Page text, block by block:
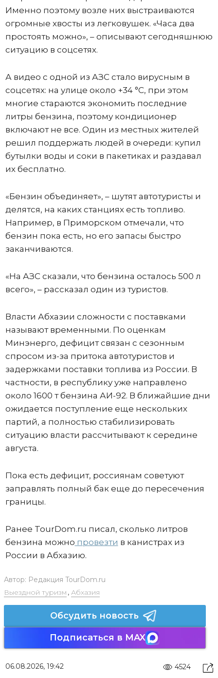
Именно поэтому возле них выстраиваются
огромные хвосты из легковушек. «Часа два
простоять можно», – описывают сегодняшнюю
ситуацию в соцсетях.
А видео с одной из АЗС стало вирусным в
соцсетях: на улице около +34 °C, при этом
многие стараются экономить последние
литры бензина, поэтому кондиционер
включают не все. Один из местных жителей
решил поддержать людей в очереди: купил
бутылки воды и соки в пакетиках и раздавал
их бесплатно.
«Бензин объединяет», – шутят автотуристы и
делятся, на каких станциях есть топливо.
Например, в Приморском отмечали, что
бензин пока есть, но его запасы быстро
заканчиваются.
«На АЗС сказали, что бензина осталось 500 л
всего», – рассказал один из туристов.
Власти Абхазии сложности с поставками
называют временными. По оценкам
Минэнерго, дефицит связан с сезонным
спросом из-за притока автотуристов и
задержками поставки топлива из России. В
частности, в республику уже направлено
около 1600 т бензина АИ-92. В ближайшие дни
ожидается поступление еще нескольких
партий, а полностью стабилизировать
ситуацию власти рассчитывают к середине
августа.
Пока есть дефицит, россиянам советуют
заправлять полный бак еще до пересечения
границы.
Ранее TourDom.ru писал, сколько литров
бензина можно провезти в канистрах из
России в Абхазию.
Автор: Редакция TourDom.ru
Выездной туризм , Абхазия
Обсудить новость
Подписаться в MAX
06.08.2026, 19:42 4524